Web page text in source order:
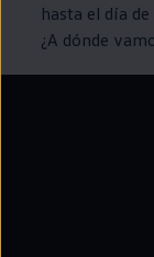
hasta el día
¿A dónde